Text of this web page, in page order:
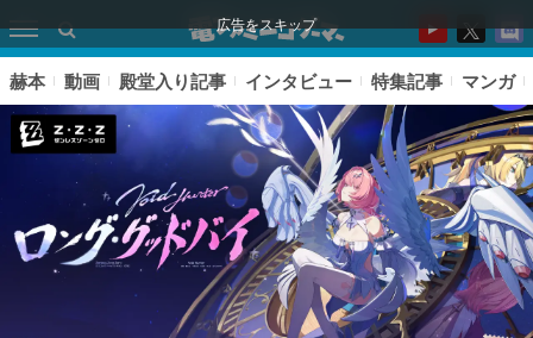
広告をスキップ
赫本 動画 殿堂入り記事 インタビュー 特集記事 マンガ